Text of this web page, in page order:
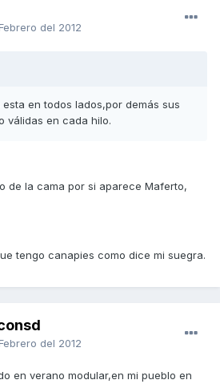
del 2012
en todos lados,por demás sus
válidas en cada hilo.
de la cama por si aparece Maferto,
tengo canapies como dice mi suegra.
del 2012
en verano modular,en mi pueblo en